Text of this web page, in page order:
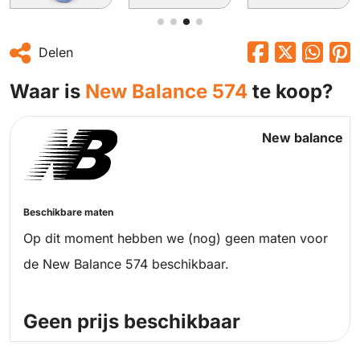
Delen
Waar is New Balance 574 te koop?
New balance
Beschikbare maten
Op dit moment hebben we (nog) geen maten voor
de New Balance 574 beschikbaar.
Geen prijs beschikbaar